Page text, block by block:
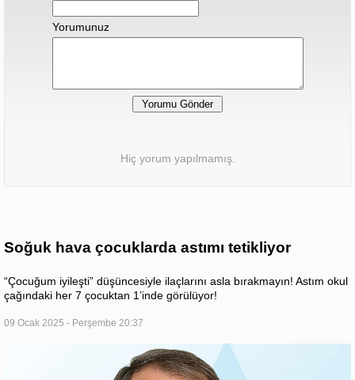
Yorumunuz
Hiç yorum yapılmamış.
Soğuk hava çocuklarda astımı tetikliyor
“Çocuğum iyileşti” düşüncesiyle ilaçlarını asla bırakmayın! Astım okul
çağındaki her 7 çocuktan 1’inde görülüyor!
09 Ocak 2025 - Perşembe 20:37